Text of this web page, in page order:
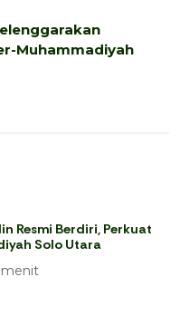
Muhammadiyah
Resmi Berdiri, Perkuat
Solo Utara
menit